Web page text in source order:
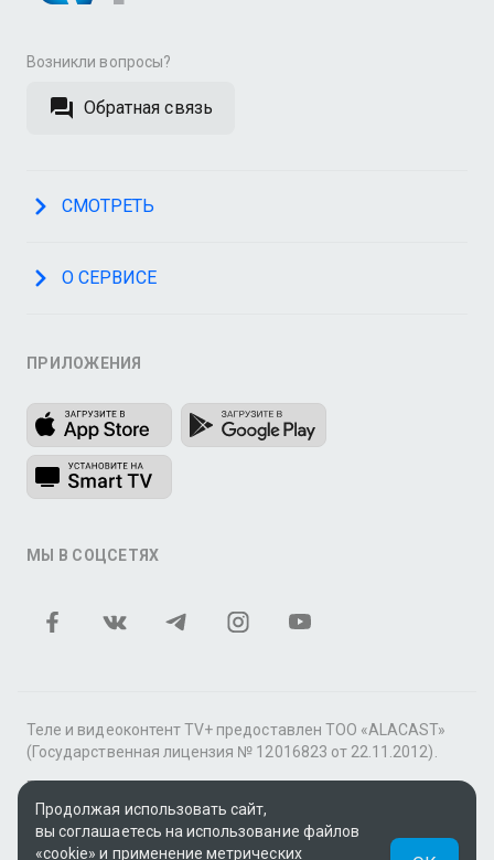
Возникли вопросы?
Обратная связь
СМОТРЕТЬ
О СЕРВИСЕ
ПРИЛОЖЕНИЯ
МЫ В СОЦСЕТЯХ
Теле и видеоконтент TV+ предоставлен ТОО «ALACAST»
(Государственная лицензия № 12016823 от 22.11.2012).
В рамках услуги «Видео по подписке» для «Пакета
фильмов и сериалов tv+» контент предоставляется
онлайн-кинотеатром MEGOGO.
Продолжая использовать сайт,
вы соглашаетесь на использование файлов
«cookie» и применение метрических